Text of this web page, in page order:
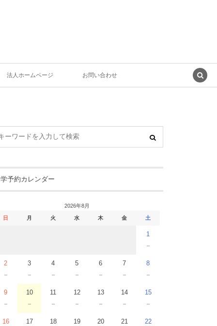
法人ホームページ お問い合わせ
予約カレンダー
2026年8月
日 月 火 水 木 金 土
1
－
2
－
3
－
4
－
5
－
6
－
7
－
8
－
9
－
10
－
11
－
12
－
13
－
14
－
15
－
16 17 18 19 20 21 22